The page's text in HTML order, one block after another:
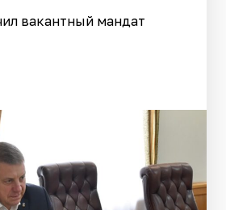
вакантный мандат